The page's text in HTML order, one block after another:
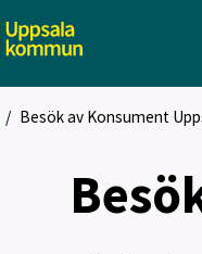
/ Besök av Konsument